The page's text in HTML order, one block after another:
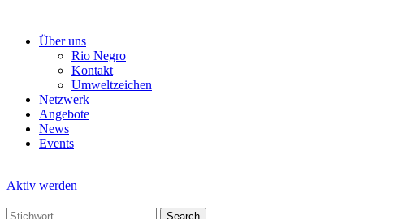
Über uns
Rio Negro
Kontakt
Umweltzeichen
Netzwerk
Angebote
News
Events
Aktiv werden